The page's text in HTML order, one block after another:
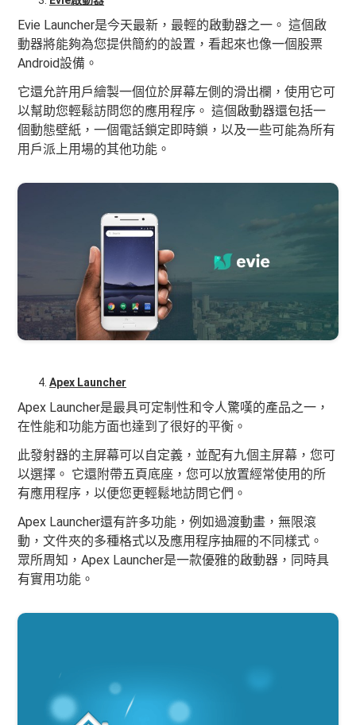
Evie Launcher是今天最新，最輕的啟動器之一。 這個啟
動器將能夠為您提供簡約的設置，看起來也像一個股票
Android設備。
它還允許用戶繪製一個位於屏幕左側的滑出欄，使用它可
以幫助您輕鬆訪問您的應用程序。 這個啟動器還包括一
個動態壁紙，一個電話鎖定即時鎖，以及一些可能為所有
用戶派上用場的其他功能。
Apex Launcher
Apex Launcher是最具可定制性和令人驚嘆的產品之一，
在性能和功能方面也達到了很好的平衡。
此發射器的主屏幕可以自定義，並配有九個主屏幕，您可
以選擇。 它還附帶五頁底座，您可以放置​​經常使用的所
有應用程序，以便您更輕鬆地訪問它們。
Apex Launcher還有許多功能，例如過渡動畫，無限滾
動，文件夾的多種格式以及應用程序抽屜的不同樣式。
眾所周知，Apex Launcher是一款優雅的啟動器，同時具
有實用功能。